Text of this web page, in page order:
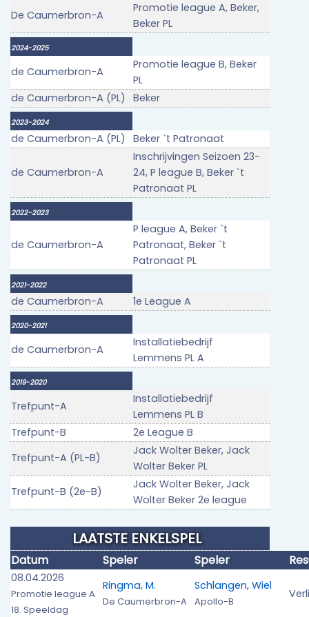
De Caumerbron-A
Promotie league A, Beker,
Beker PL
2024-2025
de Caumerbron-A
Promotie league B, Beker
PL
de Caumerbron-A (PL)
Beker
2023-2024
de Caumerbron-A (PL) Beker `t Patronaat
de Caumerbron-A
Inschrijvingen Seizoen 23-
24, P league B, Beker `t
Patronaat PL
2022-2023
de Caumerbron-A
P league A, Beker `t
Patronaat, Beker `t
Patronaat PL
2021-2022
de Caumerbron-A 1e League A
2020-2021
de Caumerbron-A
Installatiebedrijf
Lemmens PL A
2019-2020
Trefpunt-A
Installatiebedrijf
Lemmens PL B
Trefpunt-B
2e League B
Trefpunt-A (PL-B)
Jack Wolter Beker, Jack
Wolter Beker PL
Trefpunt-B (2e-B)
Jack Wolter Beker, Jack
Wolter Beker 2e league
LAATSTE ENKELSPEL
Datum Speler Speler
08.04.2026
Promotie league A
18. Speeldag
Ringma, M.
De Caumerbron-A
Schlangen, Wiel
Apollo-B